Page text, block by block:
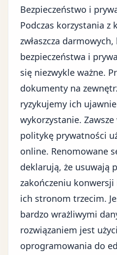
Bezpieczeństwo i
Podczas korzystania
zwłaszcza
bezpieczeństwa i
się niezwykle ważne.
dokumenty na
ryzykujemy ich
wykorzystanie.
politykę prywatności
online. Renomowane
deklarują, że usuwają
zakończeniu
ich stronom trzecim.
bardzo wrażliwymi
rozwiązaniem jest
oprogramowania do